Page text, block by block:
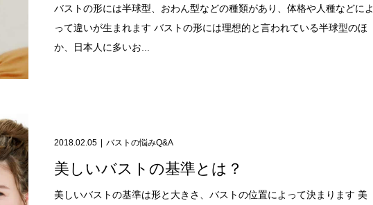
バストの形には半球型、おわん型などの種類があり、体格や人種などによ
って違いが生まれます バストの形には理想的と言われている半球型のほ
か、日本人に多いお...
2018.02.05 バストの悩みQ&A
美しいバストの基準とは？
美しいバストの基準は形と大きさ、バストの位置によって決まります 美